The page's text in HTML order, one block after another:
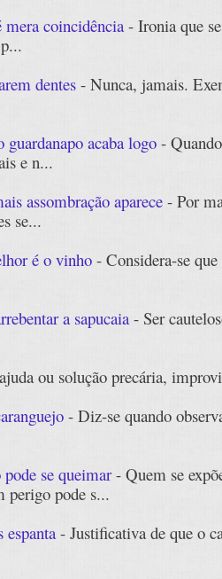
mera coincidência- Ironia que
dentes - Nunca, jamais.
acaba logo -
e n...
assombração aparece - Por
se...
é o vinho - Considera-se
a sapucaia- Ser
ou solução precária,
- Diz-se quando
se queimar- Quem se
perigo pode s...
espanta - Justificativa de que o